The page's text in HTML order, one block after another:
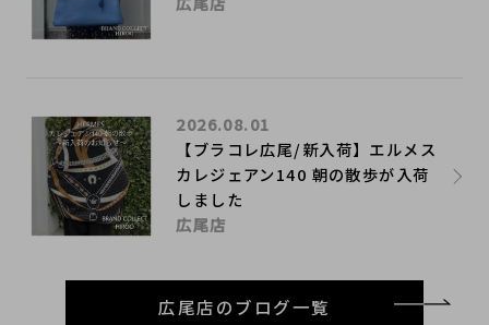
【ブラコレ広尾/新入荷】エルメス
カレジェアン140 朝の散歩が入荷
しました
2026.08.01
広尾店
広尾店のブログ一覧